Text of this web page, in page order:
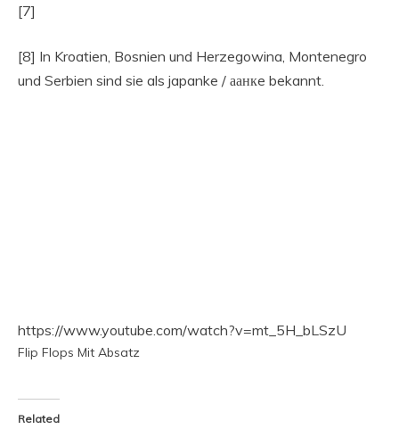
[7]
[8] In Kroatien, Bosnien und Herzegowina, Montenegro
und Serbien sind sie als japanke / аанкe bekannt.
https://www.youtube.com/watch?v=mt_5H_bLSzU
Flip Flops Mit Absatz
Related